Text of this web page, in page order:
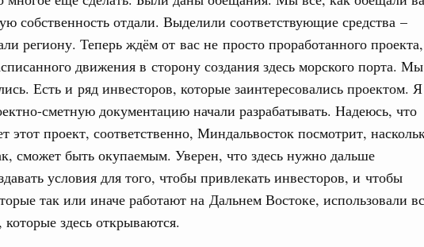
собственность отдали. Выделили соответствующие средства –
региону. Теперь ждём от вас не просто проработанного проекта,
движения в сторону создания здесь морского порта. Мы
Есть и ряд инвесторов, которые заинтересовались проектом. Я
сметную документацию начали разрабатывать. Надеюсь, что
этот проект, соответственно, Миндальвосток посмотрит,
сможет быть окупаемым. Уверен, что здесь нужно дальше
условия для того, чтобы привлекать инвесторов, и чтобы
так или иначе работают на Дальнем Востоке, использовали
здесь открываются.
комплекса
встречу с губернатором Ленинградской
округе качество коммунальных
тысяч человек
услуги
«жизненные ситуации» дополнены